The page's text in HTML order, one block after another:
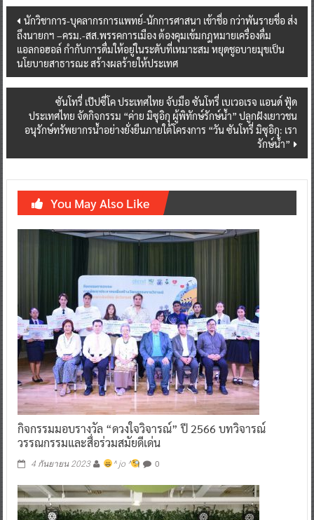
Post
navigation
นักวิชาการ-บุคลากรการแพทย์-นักการศาสนา เข้าชื่อ กว่าพันรายชื่อ ส่ง
ถึงนายกฯ –ครม.-สส.พรรคการเมือง ต้องคุมเข้มกฎหมายเครื่องดื่ม
แอลกอฮอล์ กำกับการดื่มให้อยู่ในระดับที่เหมาะสม หยุดชูอบายมุขเป็น
นโยบายสาธารณะ สร้างผลร้ายให้ประเทศ
ซันโทรี่ เป๊ปซี่โค ประเทศไทย จับมือ ซันโทรี่ เบเวอเรจ แอนด์ ฟู้ด
ประเทศไทย จัดกิจกรรม “ค่าย มิซุอิกุ ผู้พิทักษ์รักษ์น้ำ” ปลูกฝังเยาวชน
อนุรักษ์ทรัพยากรน้ำอย่างยั่งยืนภายใต้โครงการ “วัน ซันโทรี่ มิซุอิกุ: เรา
รักษ์น้ำ”
You May Also Like
กิจกรรมมอบรางวัล “ดวงใจวิจารณ์” ปี 2566 บทวิจารณ์
วรรณกรรมและสื่อร่วมสมัยดีเด่น
4 กันยายน 2023 ^ jo ^ 0